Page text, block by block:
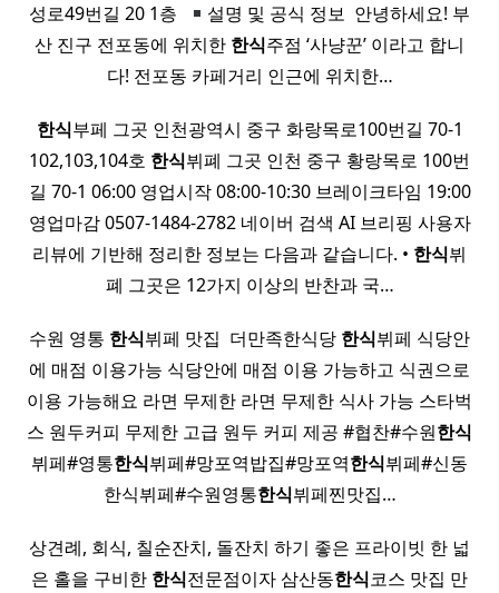
성로49번길 20 1층 ​
설명 및 공식 정보 ​ 안녕하세요! 부
산 진구 전포동에 위치한 한식주점 ‘사냥꾼’ 이라고 합니
다! 전포동 카페거리 인근에 위치한…
한식부페 그곳 인천광역시 중구 화랑목로100번길 70-1
102,103,104호 한식뷔폐 그곳 인천 중구 황랑목로 100번
길 70-1 06:00 영업시작 08:00-10:30 브레이크타임 19:00
영업마감 0507-1484-2782 네이버 검색 AI 브리핑 사용자
리뷰에 기반해 정리한 정보는 다음과 같습니다. • 한식뷔
폐 그곳은 12가지 이상의 반찬과 국…
수원 영통​ 한식뷔페 맛집 ​ 더만족한식당​ 한식뷔페 식당안
에 매점 이용가능 식당안에 매점 이용 가능하고 식권으로
이용 가능해요 라면 무제한 라면 무제한 식사 가능 스타벅
스 원두커피 무제한 고급 원두 커피 제공 #협찬#수원한식
뷔페#영통한식뷔페#망포역밥집#망포역한식뷔페#신동
한식뷔페#수원영통한식뷔페찐맛집…
상견례, 회식, 칠순잔치, 돌잔치 하기 좋은 프라이빗 한 넓
은 홀을 구비한 한식전문점이자 삼산동한식코스 맛집 만